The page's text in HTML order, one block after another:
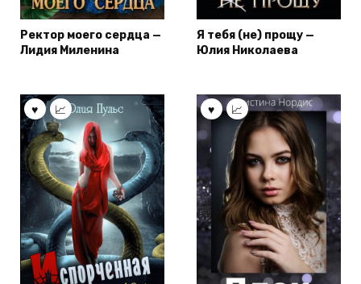
Ректор моего сердца —
Лидия Миленина
Я тебя (не) прощу —
Юлия Николаева